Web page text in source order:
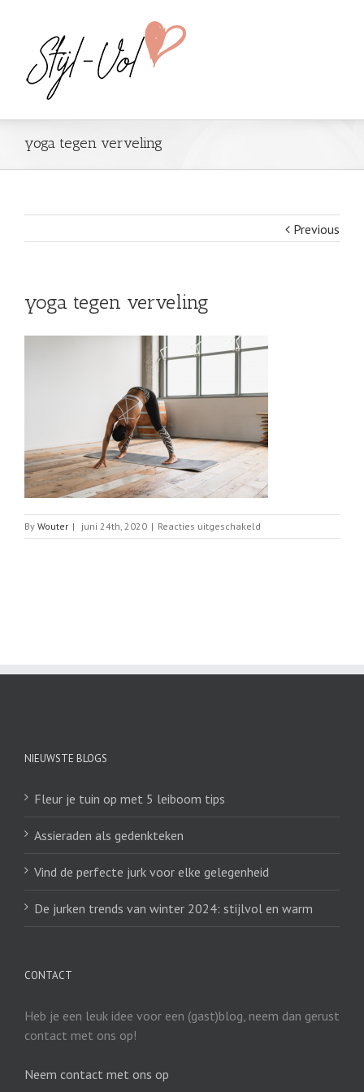
yoga tegen verveling
Previous
yoga tegen verveling
By Wouter | juni 24th, 2020 | Reacties uitgeschakeld
yoga
NIEUWSTE BLOGS
Fleur je tuin op met 5 leiboom tips
Assieraden als gedenkteken
Vind de perfecte jurk voor elke gelegenheid
De jurken trends van winter 2024: stijlvol en warm
CONTACT
Heb je een leuk idee voor een (gast)blog, neem dan gerust
contact met ons op!
Neem contact met ons op